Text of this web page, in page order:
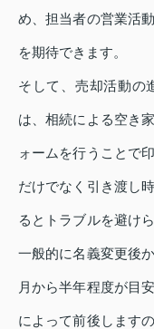
め、担当者の営業活
を期待できます。
そして、売却活動の
は、相続による空き
ォームを行うことで
だけでなく引き渡し
るとトラブルを避け
一般的に名義変更後
月から半年程度が目
によって前後します